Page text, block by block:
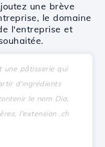
une brève
le domaine
l'entreprise et